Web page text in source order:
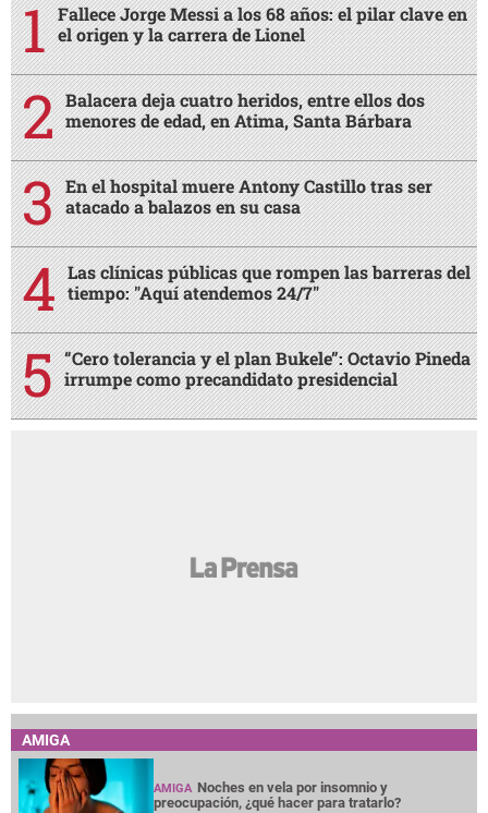
Fallece Jorge Messi a los 68 años: el pilar clave en
el origen y la carrera de Lionel
Balacera deja cuatro heridos, entre ellos dos
menores de edad, en Atima, Santa Bárbara
En el hospital muere Antony Castillo tras ser
atacado a balazos en su casa
Las clínicas públicas que rompen las barreras del
tiempo: "Aquí atendemos 24/7"
“Cero tolerancia y el plan Bukele”: Octavio Pineda
irrumpe como precandidato presidencial
AMIGA
AMIGA Noches en vela por insomnio y
preocupación, ¿qué hacer para tratarlo?